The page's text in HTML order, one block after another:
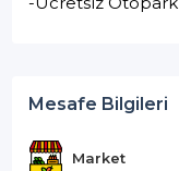
Mesafe Bilgileri
Market